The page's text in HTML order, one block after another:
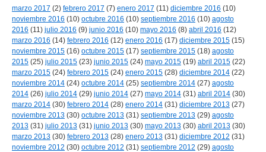
marzo 2017 (2) febrero 2017 (7) enero 2017 (11) diciembre 2016 (10)
noviembre 2016 (10) octubre 2016 (10) septiembre 2016 (10) agosto
2016 (11) julio 2016 (9) junio 2016 (10) mayo 2016 (8) abril 2016 (12)
marzo 2016 (14) febrero 2016 (12) enero 2016 (17) diciembre 2015 (15)
noviembre 2015 (16) octubre 2015 (17) septiembre 2015 (18) agosto
2015 (25) julio 2015 (23) junio 2015 (24) mayo 2015 (19) abril 2015 (22)
marzo 2015 (24) febrero 2015 (24) enero 2015 (28) diciembre 2014 (22)
noviembre 2014 (24) octubre 2014 (25) septiembre 2014 (27) agosto
2014 (26) julio 2014 (29) junio 2014 (27) mayo 2014 (31) abril 2014 (30)
marzo 2014 (30) febrero 2014 (28) enero 2014 (31) diciembre 2013 (27)
noviembre 2013 (30) octubre 2013 (31) septiembre 2013 (29) agosto
2013 (31) julio 2013 (31) junio 2013 (30) mayo 2013 (30) abril 2013 (30)
marzo 2013 (30) febrero 2013 (28) enero 2013 (31) diciembre 2012 (31)
noviembre 2012 (30) octubre 2012 (31) septiembre 2012 (29) agosto